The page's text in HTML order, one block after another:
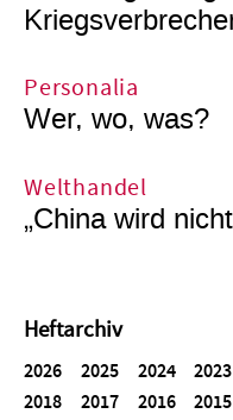
Personalia
Wer, wo, was?
Welthandel
„China wird
Heftarchiv
2026 2025 2024 2023
2018
2017 2016 2015